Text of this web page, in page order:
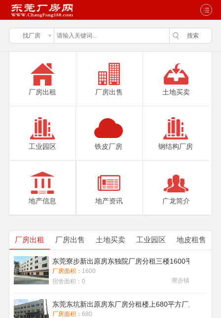
厂房出租 厂房出售 土地买卖
工业园区 铁皮厂房 钢结构厂房
地产信息 地产资讯 广龙简介
厂房出租 厂房出售 土地买卖 工业园区 地皮租售
东莞寮步新出原房东独院厂房分租三楼1600平方带地
厂房面积： 1600
宿舍面积： 0 寮步镇
东莞东坑新出原房东厂房分租楼上680平方厂房出租现
厂房面积： 680